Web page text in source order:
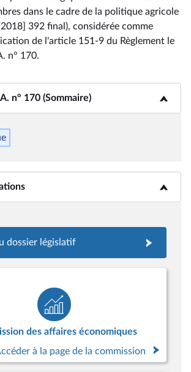
dans le cadre de la politique agricole
392 final), considérée comme
de l'article 151-9 du Règlement le
n° 170.
n° 170 (Sommaire)
T.A. n° 170 (Sommaire)</b>
d’informations</b>
dossier législatif
des affaires économiques
à la page de la commission